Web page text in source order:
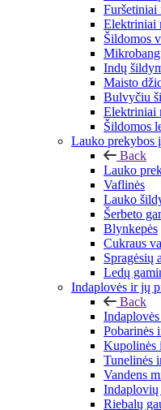
Furšetiniai
Elektriniai
Šildomos
Indų
Maisto
Bulvyčiu
Elektriniai
Šildomos
Lauko prekybos
Back
Lauko
Vaflinės
Lauko
Šerbeto
Blynkepės
Cukraus
Spragėsių
Ledų
Indaplovės ir jų
Back
Pobarinės
Kupolinės
Tunelinės
Vandens
Indaplovių
Riebalų